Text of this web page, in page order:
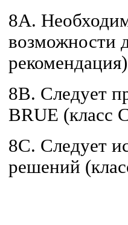
8A.
возможности
рекомендация)
8B. Следует
BRUE (класс
8C. Следует
решений